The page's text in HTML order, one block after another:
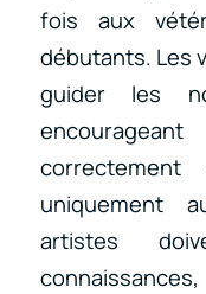
fois aux
débutants. Les
guider les
uniquement
artistes